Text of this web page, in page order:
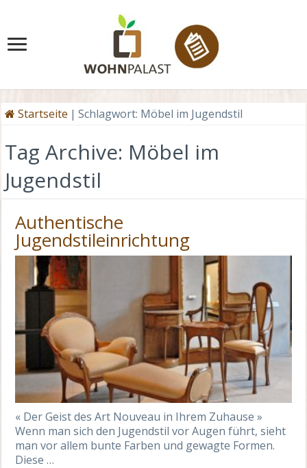
Startseite | Schlagwort: Möbel im Jugendstil
Tag Archive: Möbel im
Jugendstil
Authentische
Jugendstileinrichtung
« Der Geist des Art Nouveau in Ihrem Zuhause »
Wenn man sich den Jugendstil vor Augen führt, sieht
man vor allem bunte Farben und gewagte Formen.
Diese …